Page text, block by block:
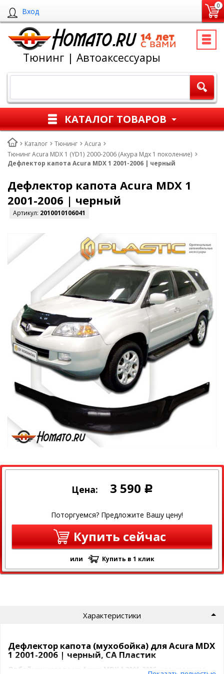
Вход
0
Тюнинг | Автоаксессуары
КАТАЛОГ ТОВАРОВ
Каталог Тюнинг
Acura
Тюнинг Acura MDX 1 (YD1) 2000-2006 (Акура Мдх 1 поколение)
Дефлектор капота Acura MDX 1 2001-2006 | черный
Дефлектор капота Acura MDX 1
2001-2006 | черный
Артикул: 2010010106041
Цена: 3 590 Р
Поторгуемся? Предложите Вашу цену!
Купить сейчас
или Купить в 1 клик
Характеристики
Дефлектор капота (мухобойка) для Acura MDX
1 2001-2006 | черный, СА Пластик
Отбойник капота на Acura MDX 1 2001-2006